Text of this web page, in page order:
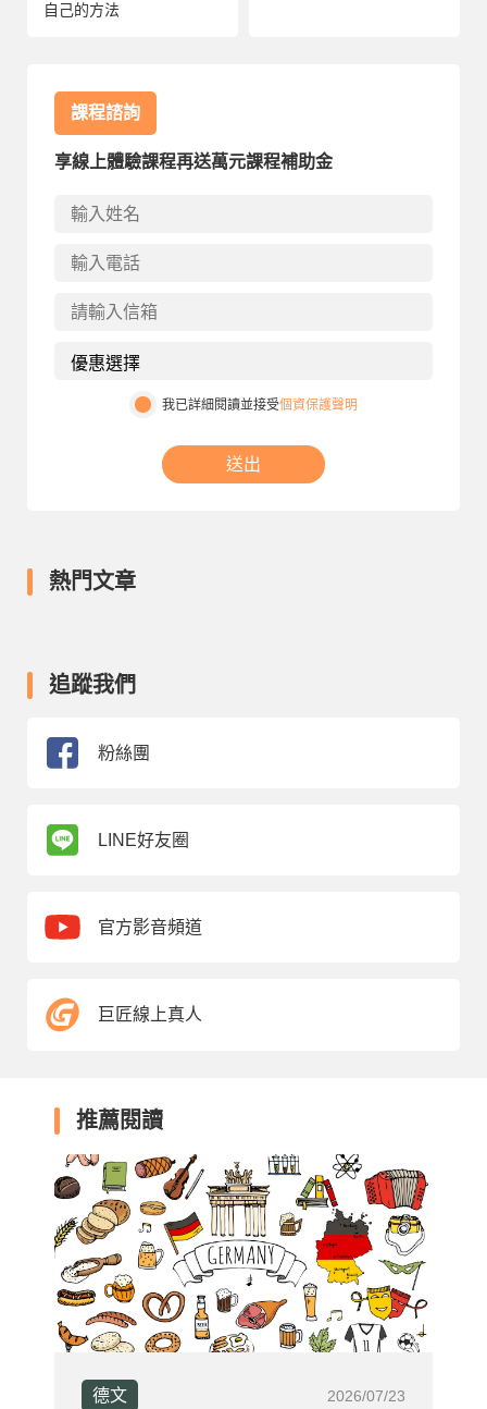
自己的方法
課程諮詢
享線上體驗課程再送萬元課程補助金
我已詳細閱讀並接受個資保護聲明
送出
熱門文章
追蹤我們
粉絲團
LINE好友圈
官方影音頻道
巨匠線上真人
推薦閱讀
德文 2026/07/23